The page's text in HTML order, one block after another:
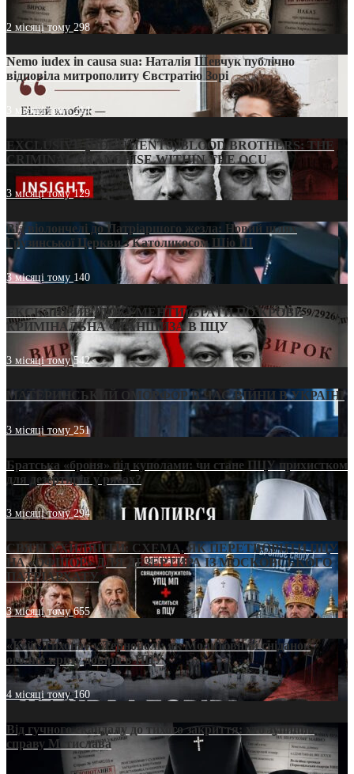
2 місяці тому 298
Nemo iudex in causa sua: Наталія Шевчук публічно
відповіла митрополиту Євстратію Зорі
3 місяці тому214
EXCLUSIVE (DOCUMENTS)/BLOOD BROTHERS: THE
CRIMINAL FRANCHISE WITHIN THE OCU
3 місяці тому129
Від віолончелі до Патріаршого жезла: Новий шлях
Грузинської Церкви з Католикосом Шіо III
3 місяці тому 140
ЕКСКЛЮЗИВ (ДОКУМЕНТИ)/БРАТИ ПО КРОВІ:
КРИМІНАЛЬНА ФРАНШИЗА В ПЦУ
3 місяці тому542
МАТЕРИНСЬКИЙ ОМОРФОР В ЧАС ВІЙНИ В УКРАЇНІ
3 місяці тому251
Братська «броня» під куполами: чи стане ПЦУ прихистком
для дезертирів у рясах?
3 місяці тому294
СВЯТІ УХИЛЯНТИ: СХЕМА, ЯК ПЕРЕТВОРИТИ ПЦУ
НА «ОФШОР» ДЛЯ ДЕЗЕРТИРА ІЗ МОСКОВСЬКОГО
ПАТРІАРХАТУ
3 місяці тому655
«Кейс Тихона» у Тернополі: як Молитовний сніданок
оголив кризу довіри в ПЦУ
4 місяці тому160
Від гучного скандалу до тихого закриття: хто зупинив
справу Мстислава